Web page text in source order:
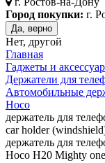
Город покупки: г.
Да, верно
Нет, другой
Главная
Гаджеты и
Держатели для
Автомобильные
Hoco
держатель для
car holder
держатель для
Hoco H20 Mighty